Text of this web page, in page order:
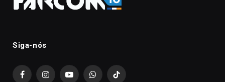
Siga-nós
FacebookInstagramYouTubeWhatsAppTikTok